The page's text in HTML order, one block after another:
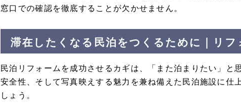
窓口での確認を徹底することが欠かせません。
滞在したくなる民泊をつくるために｜リ
民泊リフォームを成功させるカギは、「また泊まりたい」と
安全性、そして写真映えする魅力を兼ね備えた民泊施設に仕
しょう。